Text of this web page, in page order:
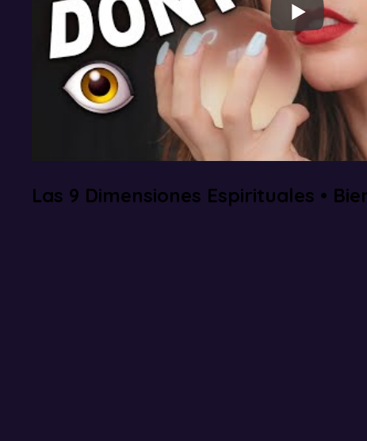
Las 9 Dimensiones Espirituales •